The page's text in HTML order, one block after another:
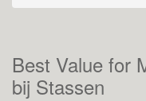
Best Value for
bij Stassen